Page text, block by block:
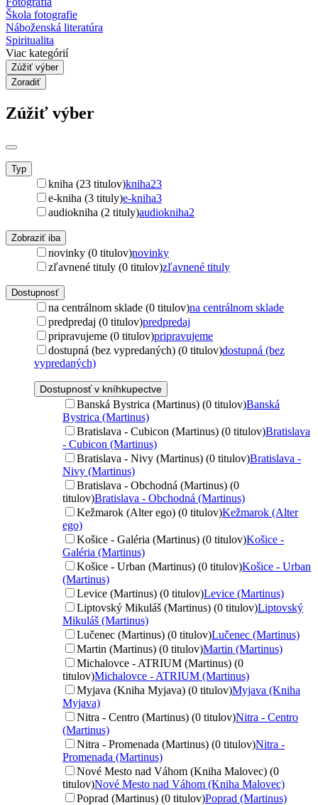
Škola fotografie
Náboženská literatúra
Spiritualita
Viac kategórií
Zúžiť výber
Zoradiť
Zúžiť výber
Typ
kniha (23 titulov)kniha23
e-kniha (3 tituly)e-kniha3
audiokniha (2 tituly)audiokniha2
Zobraziť iba
novinky (0 titulov)novinky
zľavnené tituly (0 titulov)zľavnené tituly
Dostupnosť
na centrálnom sklade (0 titulov)na centrálnom sklade
predpredaj (0 titulov)predpredaj
pripravujeme (0 titulov)pripravujeme
dostupná (bez vypredaných) (0 titulov)dostupná (bez
vypredaných)
Dostupnosť v kníhkupectve
Banská Bystrica (Martinus) (0 titulov)Banská
Bystrica (Martinus)
Bratislava - Cubicon (Martinus) (0 titulov)Bratislava
- Cubicon (Martinus)
Bratislava - Nivy (Martinus) (0 titulov)Bratislava -
Nivy (Martinus)
Bratislava - Obchodná (Martinus) (0
titulov)Bratislava - Obchodná (Martinus)
Kežmarok (Alter ego) (0 titulov)Kežmarok (Alter
ego)
Košice - Galéria (Martinus) (0 titulov)Košice -
Galéria (Martinus)
Košice - Urban (Martinus) (0 titulov)Košice - Urban
(Martinus)
Levice (Martinus) (0 titulov)Levice (Martinus)
Liptovský Mikuláš (Martinus) (0 titulov)Liptovský
Mikuláš (Martinus)
Lučenec (Martinus) (0 titulov)Lučenec (Martinus)
Martin (Martinus) (0 titulov)Martin (Martinus)
Michalovce - ATRIUM (Martinus) (0
titulov)Michalovce - ATRIUM (Martinus)
Myjava (Kniha Myjava) (0 titulov)Myjava (Kniha
Myjava)
Nitra - Centro (Martinus) (0 titulov)Nitra - Centro
(Martinus)
Nitra - Promenada (Martinus) (0 titulov)Nitra -
Promenada (Martinus)
Nové Mesto nad Váhom (Kniha Malovec) (0
titulov)Nové Mesto nad Váhom (Kniha Malovec)
Poprad (Martinus) (0 titulov)Poprad (Martinus)